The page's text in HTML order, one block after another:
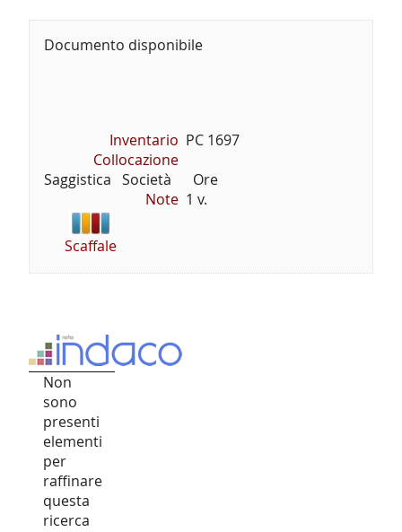
Documento disponibile
Inventario PC 1697
Collocazione
Saggistica   Società      Ore
Note 1 v.
Scaffale
Non
sono
presenti
elementi
per
raffinare
questa
ricerca